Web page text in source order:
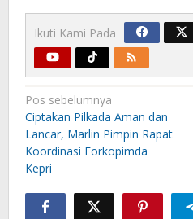
Ikuti Kami Pada
Navigasi
pos
Pos sebelumnya
Ciptakan Pilkada Aman dan
Lancar, Marlin Pimpin Rapat
Koordinasi Forkopimda
Kepri